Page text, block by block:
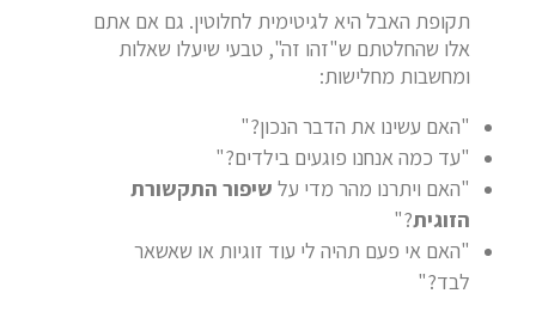
תקופת האבל היא לגיטימית לחלוטין. גם אם אתם
אלו שהחלטתם ש"זהו זה", טבעי שיעלו שאלות
ומחשבות מחלישות:
"האם עשינו את הדבר הנכון?"
"עד כמה אנחנו פוגעים בילדים?"
"האם ויתרנו מהר מדי על שיפור התקשורת
הזוגית?"
"האם אי פעם תהיה לי עוד זוגיות או שאשאר
לבד?"